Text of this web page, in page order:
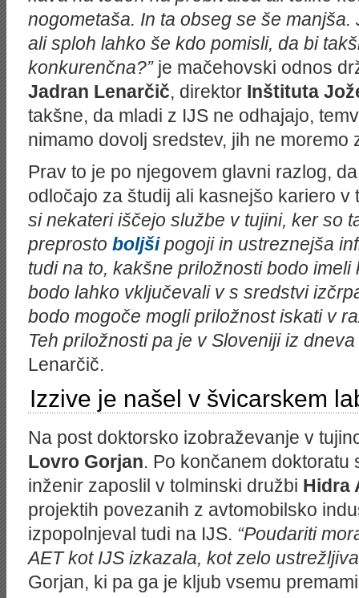
nogometaša. In ta obseg se še
ali sploh lahko še kdo pomisli, da bi
konkurenčna?”je mačehovski odnos
Jadran Lenarčič, direktor Inštituta
takšne, da mladi z IJS ne odhajajo,
nimamo dovolj sredstev, jih ne moremo
Prav to je po njegovem glavni razlog,
odločajo za študij ali kasnejšo kariero v
si nekateri iščejo službe v tujini, ker so
preprosto boljšipogoji in ustreznejša
tudi na to, kakšne priložnosti bodo
bodo lahko vključevali v s sredstvi
bodo mogoče mogli priložnost iskati v
Teh priložnosti pa je v Sloveniji iz dneva
Lenarčič.
Izzive je našel v švicarskem
Na post doktorsko izobraževanje v
Lovro Gorjan. Po končanem doktoratu
inženir zaposlil v tolminski družbi Hidra
projektih povezanih z avtomobilsko
izpopolnjeval tudi na IJS. “Poudariti
AET kot IJS izkazala, kot zelo
Gorjan, ki pa ga je kljub vsemu